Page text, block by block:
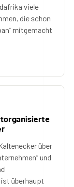
viele
die schon
mitgemacht
über
und
überhaupt